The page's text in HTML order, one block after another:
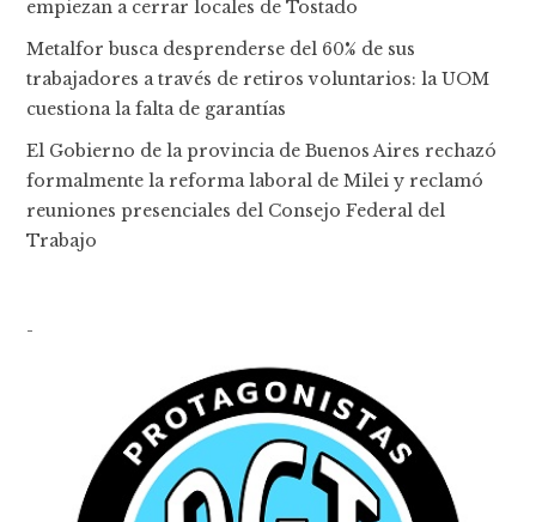
empiezan a cerrar locales de Tostado
Metalfor busca desprenderse del 60% de sus
trabajadores a través de retiros voluntarios: la UOM
cuestiona la falta de garantías
El Gobierno de la provincia de Buenos Aires rechazó
formalmente la reforma laboral de Milei y reclamó
reuniones presenciales del Consejo Federal del
Trabajo
-